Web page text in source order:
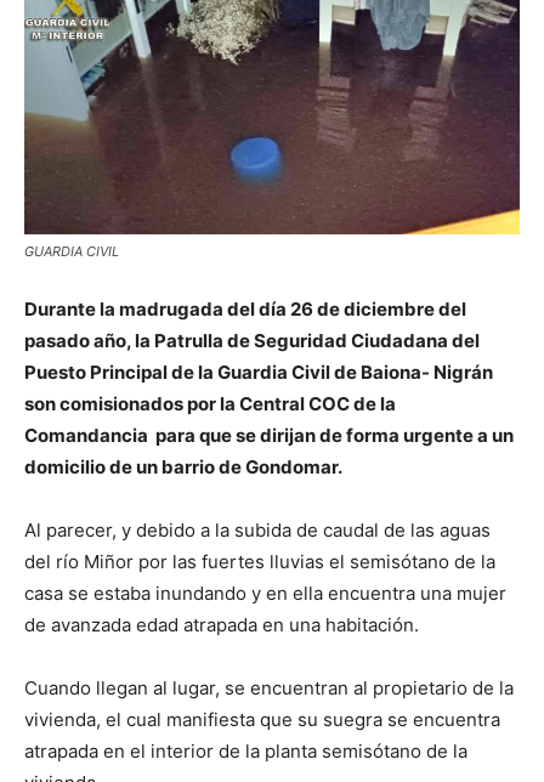
GUARDIA CIVIL
Durante la madrugada del día 26 de diciembre del
pasado año, la Patrulla de Seguridad Ciudadana del
Puesto Principal de la Guardia Civil de Baiona- Nigrán
son comisionados por la Central COC de la
Comandancia para que se dirijan de forma urgente a un
domicilio de un barrio de Gondomar.
Al parecer, y debido a la subida de caudal de las aguas
del río Miñor por las fuertes lluvias el semisótano de la
casa se estaba inundando y en ella encuentra una mujer
de avanzada edad atrapada en una habitación.
Cuando llegan al lugar, se encuentran al propietario de la
vivienda, el cual manifiesta que su suegra se encuentra
atrapada en el interior de la planta semisótano de la